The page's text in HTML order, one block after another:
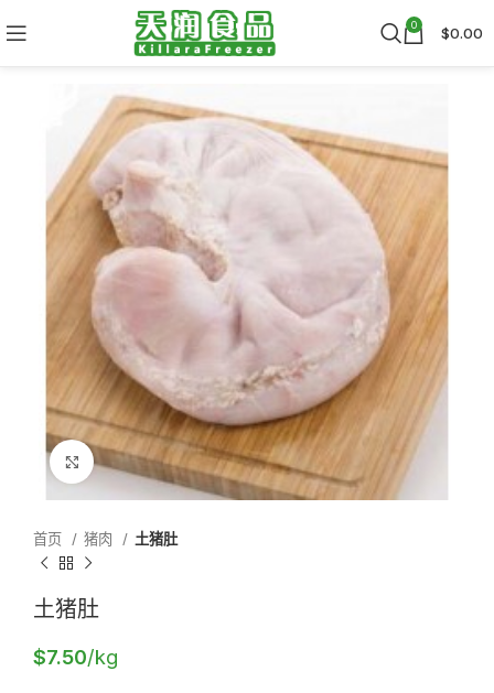
0 $0.00
Click to enlarge
首页 猪肉 土猪肚
土猪肚
$7.50/kg